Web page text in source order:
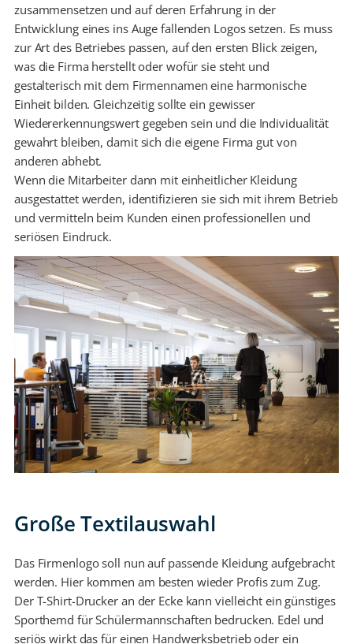
zusammensetzen und auf deren Erfahrung in der
Entwicklung eines ins Auge fallenden Logos setzen. Es muss
zur Art des Betriebes passen, auf den ersten Blick zeigen,
was die Firma herstellt oder wofür sie steht und
gestalterisch mit dem Firmennamen eine harmonische
Einheit bilden. Gleichzeitig sollte ein gewisser
Wiedererkennungswert gegeben sein und die Individualität
gewahrt bleiben, damit sich die eigene Firma gut von
anderen abhebt.
Wenn die Mitarbeiter dann mit einheitlicher Kleidung
ausgestattet werden, identifizieren sie sich mit ihrem Betrieb
und vermitteln beim Kunden einen professionellen und
seriösen Eindruck.
Große Textilauswahl
Das Firmenlogo soll nun auf passende Kleidung aufgebracht
werden. Hier kommen am besten wieder Profis zum Zug.
Der T-Shirt-Drucker an der Ecke kann vielleicht ein günstiges
Sporthemd für Schülermannschaften bedrucken. Edel und
seriös wirkt das für einen Handwerksbetrieb oder ein